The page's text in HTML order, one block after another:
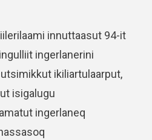
innuttaasut 94-it
ingerlanerini
ikiliartulaarput,
isigalugu
ingerlaneq